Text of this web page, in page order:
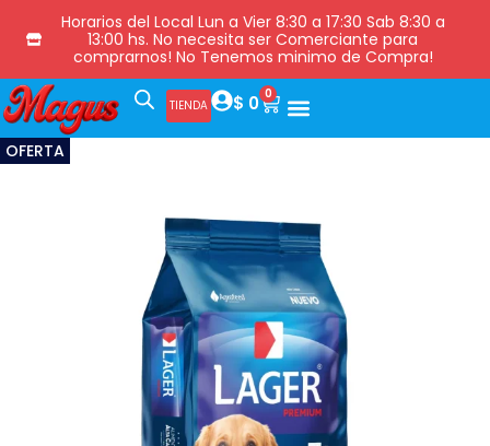
Horarios del Local Lun a Vier 8:30 a 17:30 Sab 8:30 a
13:00 hs. No necesita ser Comerciante para
comprarnos! No Tenemos minimo de Compra!
TIENDA $ 0 0
OFERTA